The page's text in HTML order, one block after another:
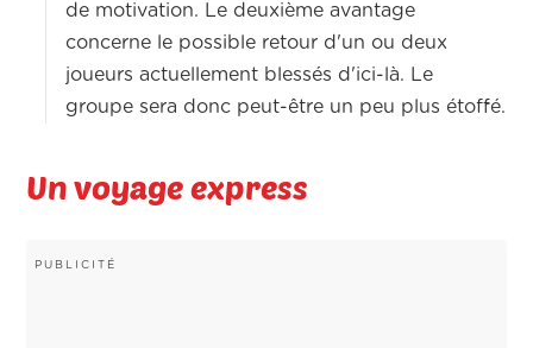
de motivation. Le deuxième avantage
concerne le possible retour d'un ou deux
joueurs actuellement blessés d'ici-là. Le
groupe sera donc peut-être un peu plus étoffé.
Un voyage express